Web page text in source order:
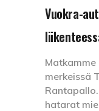
Vuokra-
merkeissä
hatarat